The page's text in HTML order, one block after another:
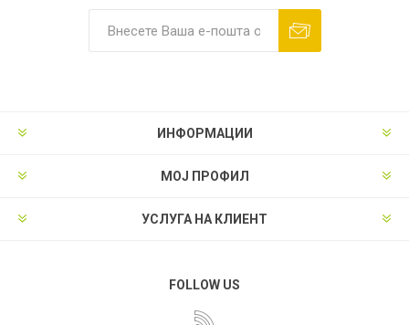
ИНФОРМАЦИИ
МОЈ ПРОФИЛ
УСЛУГА НА КЛИЕНТ
FOLLOW US